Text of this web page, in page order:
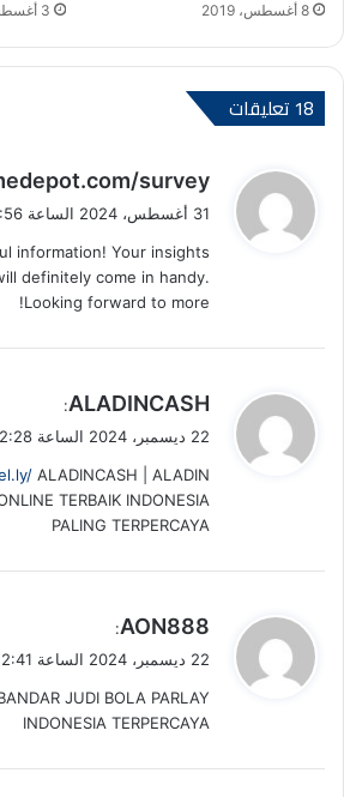
8 أغسطس، 2019 3 أغسطس، 2019
‫18 تعليقات
ي
ق
ل
survey
31 أغسطس، 2024 الساعة 8:56 ص
information! Your insights
definitely come in handy.
Looking forward to more!
ي
ق
ل
ALADINCASH
:
22 ديسمبر، 2024 الساعة 12:28 م
ALADINCASH | ALADIN
TERBAIK INDONESIA
PALING TERPERCAYA
ي
ق
ل
AON888
:
22 ديسمبر، 2024 الساعة 12:41 م
JUDI BOLA PARLAY
INDONESIA TERPERCAYA